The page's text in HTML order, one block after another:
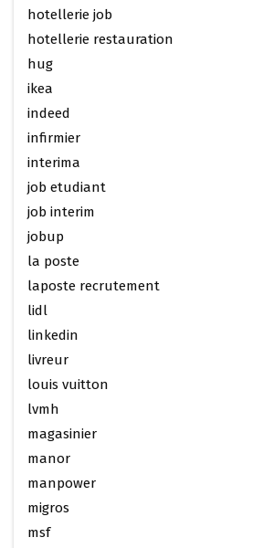
hotellerie job
hotellerie restauration
hug
ikea
indeed
infirmier
interima
job etudiant
job interim
jobup
la poste
laposte recrutement
lidl
linkedin
livreur
louis vuitton
lvmh
magasinier
manor
manpower
migros
msf